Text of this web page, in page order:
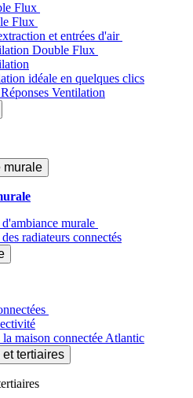
Flux
Flux
et entrées d'air
Double Flux
idéale en quelques clics
Ventilation
murale
murale
radiateurs connectés
la maison connectée Atlantic
tertiaires